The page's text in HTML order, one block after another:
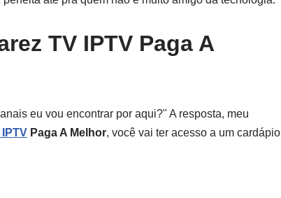
TV IPTV Paga A
eu vou encontrar por aqui?" A resposta, meu
IPTV Paga A Melhor, você vai ter acesso a um cardápio